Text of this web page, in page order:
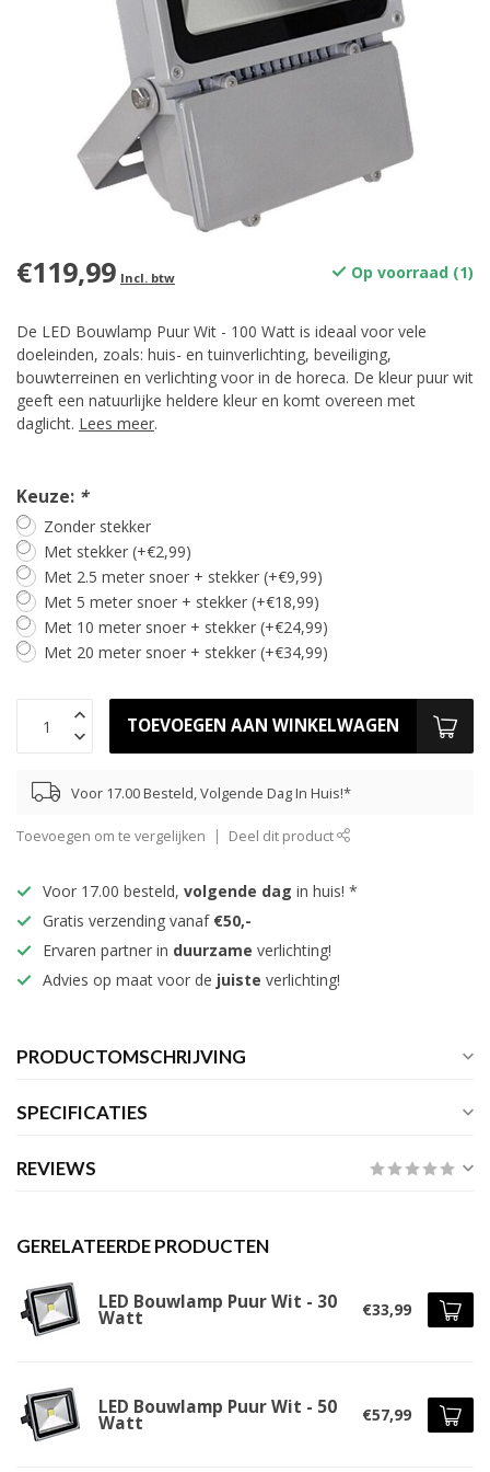
€119,99 Incl. btw Op voorraad (1)
De LED Bouwlamp Puur Wit - 100 Watt is ideaal voor vele
doeleinden, zoals: huis- en tuinverlichting, beveiliging,
bouwterreinen en verlichting voor in de horeca. De kleur puur wit
geeft een natuurlijke heldere kleur en komt overeen met
daglicht. Lees meer.
Keuze: *
Zonder stekker
Met stekker (+€2,99)
Met 2.5 meter snoer + stekker (+€9,99)
Met 5 meter snoer + stekker (+€18,99)
Met 10 meter snoer + stekker (+€24,99)
Met 20 meter snoer + stekker (+€34,99)
TOEVOEGEN AAN WINKELWAGEN
Voor 17.00 Besteld, Volgende Dag In Huis!*
Toevoegen om te vergelijken Deel dit product
Voor 17.00 besteld, volgende dag in huis! *
Gratis verzending vanaf €50,-
Ervaren partner in duurzame verlichting!
Advies op maat voor de juiste verlichting!
PRODUCTOMSCHRIJVING
SPECIFICATIES
REVIEWS
GERELATEERDE PRODUCTEN
LED Bouwlamp Puur Wit - 30
Watt €33,99
LED Bouwlamp Puur Wit - 50
Watt €57,99